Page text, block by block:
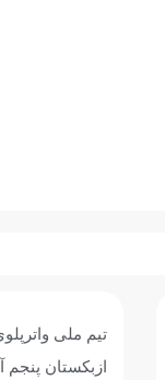
تیم ملی
ازبکستان پنجم